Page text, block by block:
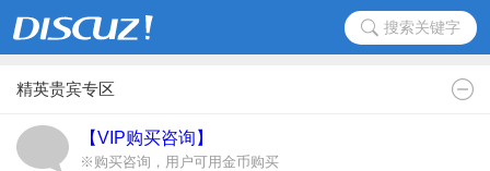
搜索关键字
精英贵宾专区
【VIP购买咨询】
※购买咨询，用户可用金币购买